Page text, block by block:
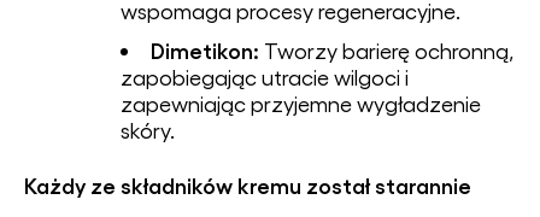
wspomaga procesy regeneracyjne.
Dimetikon: Tworzy barierę ochronną,
zapobiegając utracie wilgoci i
zapewniając przyjemne wygładzenie
skóry.
Każdy ze składników kremu został starannie